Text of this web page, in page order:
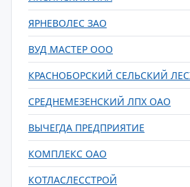
ЯРНЕВОЛЕС ЗАО
ВУД МАСТЕР ООО
КРАСНОБОРСКИЙ СЕЛЬСКИЙ
СРЕДНЕМЕЗЕНСКИЙ ЛПХ ОАО
ВЫЧЕГДА ПРЕДПРИЯТИЕ
КОМПЛЕКС ОАО
КОТЛАСЛЕССТРОЙ